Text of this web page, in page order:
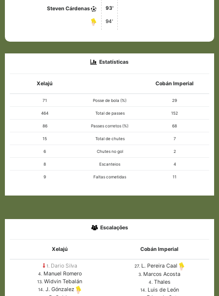
Steven Cárdenas 93'
94'
Estatísticas
Xelajú Cobán Imperial
71 Posse de bola (%) 29
464 Total de passes 152
86 Passes corretos (%) 68
15 Total de chutes 7
6 Chutes no gol 2
8 Escanteios 4
9 Faltas cometidas 11
Escalações
Xelajú Cobán Imperial
1. Dario Silva
4. Manuel Romero
13. Widvin Tebalán
14. J. Gónzalez
27. L. Pereira Caal
3. Marcos Acosta
4. Thales
14. Luis de León